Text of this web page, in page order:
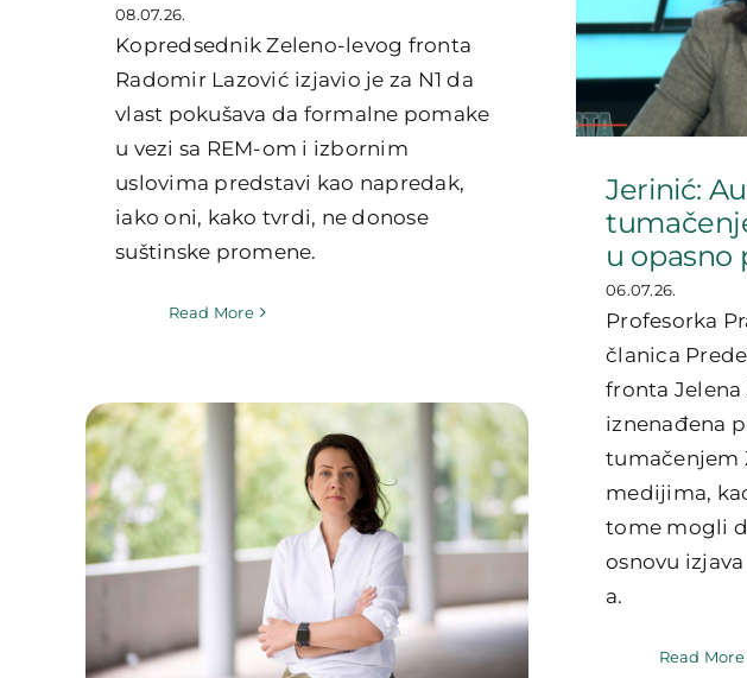
08.07.26.
Kopredsednik Zeleno-levog fronta
Radomir Lazović izjavio je za N1 da
vlast pokušava da formalne pomake
u vezi sa REM-om i izbornim
uslovima predstavi kao napredak,
iako oni, kako tvrdi, ne donose
suštinske promene.
Read More
Jerinić:
u opasno
06.07.26.
Profesorka
članica
fronta Jelena
iznenađena
tumačenjem
medijima,
tome mogli
osnovu
a.
Read More